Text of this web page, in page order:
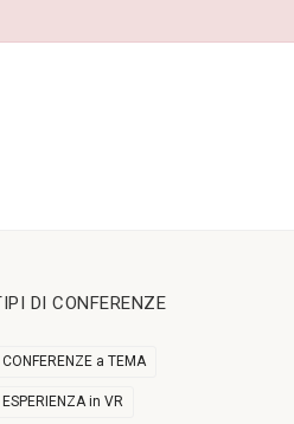
DI CONFERENZE
CONFERENZE a TEMA
ESPERIENZA in VR